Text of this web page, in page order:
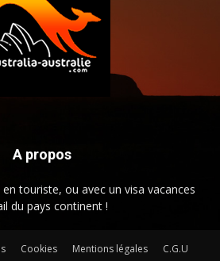
A propos
touriste, ou avec un visa vacances
du pays continent !
Cookies Mentions légales
C.G.U